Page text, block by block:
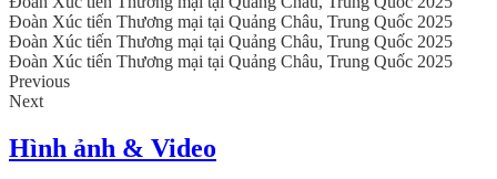
Đoàn Xúc tiến Thương mại tại Quảng Châu, Trung Quốc 2025
Đoàn Xúc tiến Thương mại tại Quảng Châu, Trung Quốc 2025
Đoàn Xúc tiến Thương mại tại Quảng Châu, Trung Quốc 2025
Previous
Next
Hình ảnh & Video